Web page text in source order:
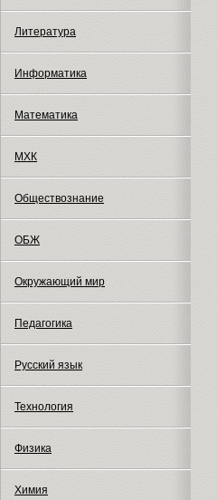
Литература
Информатика
Математика
МХК
Обществознание
ОБЖ
Окружающий мир
Педагогика
Русский язык
Технология
Физика
Химия